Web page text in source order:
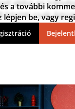
abba az
között csak
0
a további
lépjen be, vagy